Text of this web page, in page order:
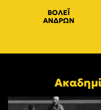
ΒΟΛΕΪ
ΑΝΔΡΩΝ